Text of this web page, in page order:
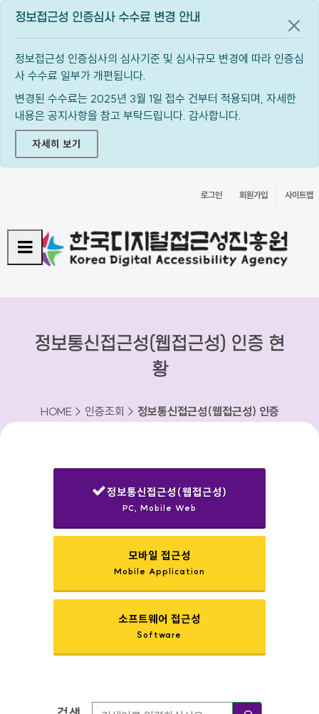
정보접근성 인증심사 수수료 변경 안내
정보접근성 인증심사의 심사기준 및 심사규모 변경에 따라 인증심
사 수수료 일부가 개편됩니다.
변경된 수수료는 2025년 3월 1일 접수 건부터 적용되며, 자세한
내용은 공지사항을 참고 부탁드립니다. 감사합니다.
자세히 보기
공지
로그인 회원가입 사이트맵
정보통신접근성(웹접근성) 인증 현
황
HOME > 인증조회 > 정보통신접근성(웹접근성) 인증
정보통신접근성(웹접근성)
PC, Mobile Web
모바일 접근성
Mobile Application
소프트웨어 접근성
Software